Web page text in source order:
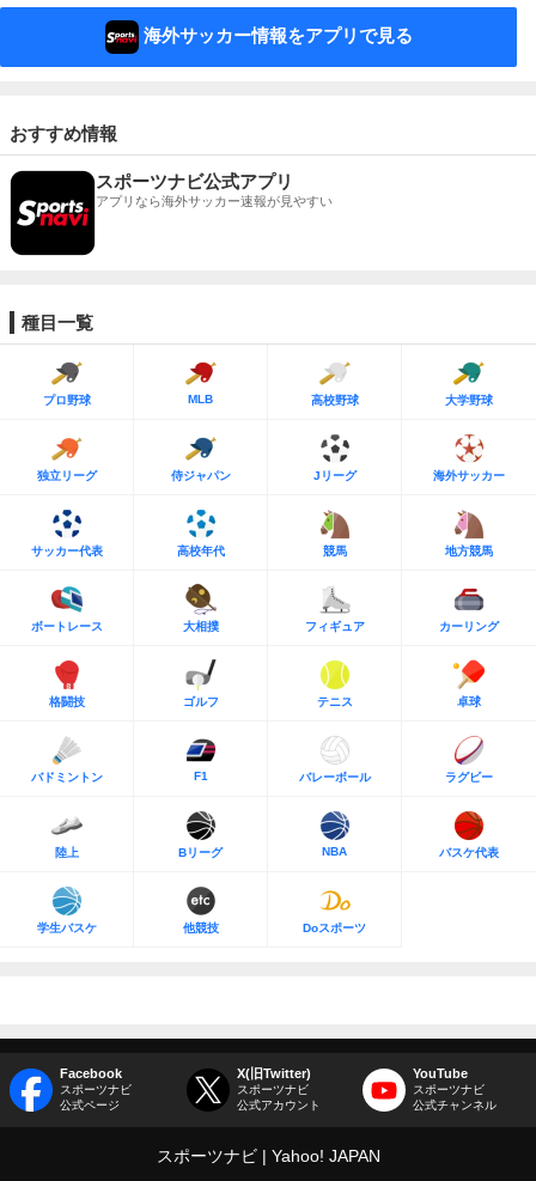
海外サッカー情報をアプリで見る
おすすめ情報
スポーツナビ公式アプリ
アプリなら海外サッカー速報が見やすい
種目一覧
プロ野球 MLB 高校野球 大学野球
独立リーグ 侍ジャパン Jリーグ 海外サッカー
サッカー代表 高校年代 競馬 地方競馬
ボートレース 大相撲 フィギュア カーリング
格闘技 ゴルフ テニス 卓球
バドミントン F1 バレーボール ラグビー
陸上 Bリーグ NBA バスケ代表
学生バスケ 他競技 Doスポーツ
Facebook
スポーツナビ
公式ページ
X(旧Twitter)
スポーツナビ
公式アカウント
YouTube
スポーツナビ
公式チャンネル
スポーツナビ Yahoo! JAPAN